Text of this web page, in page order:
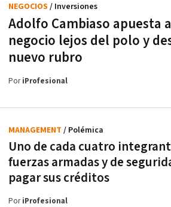
Adolfo Cambiaso apuesta
negocio lejos del polo y
nuevo rubro
NEGOCIOS / Inversiones
PoriProfesional
Uno de cada cuatro
fuerzas armadas y de
pagar sus créditos
MANAGEMENT / Polémica
PoriProfesional